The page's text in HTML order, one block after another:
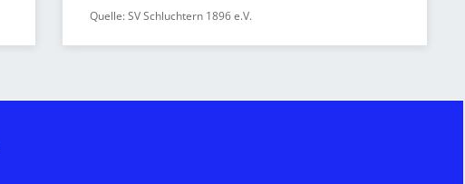
Quelle: SV Schluchtern 1896 e.V.